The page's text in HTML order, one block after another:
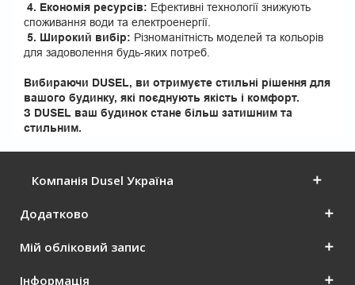
4. Економія ресурсів: Ефективні технології знижують
споживання води та електроенергії.
5. Широкий вибір: Різноманітність моделей та кольорів
для задоволення будь-яких потреб.
Вибираючи DUSEL, ви отримуєте стильні рішення для
вашого будинку, які поєднують якість і комфорт.
З DUSEL ваш будинок стане більш затишним та
стильним.
Компанія Dusel Україна
Додатково
Мій обліковий запис
Інформація